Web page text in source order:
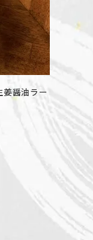
醤油ラー